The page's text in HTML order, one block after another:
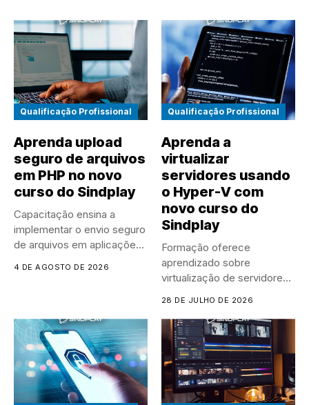
Qualificação Profissional
Aprenda upload
seguro de arquivos
em PHP no novo
curso do Sindplay
Capacitação ensina a
implementar o envio seguro
de arquivos em aplicações
4 DE AGOSTO DE 2026
Qualificação Profissional
Aprenda a
virtualizar
servidores usando
o Hyper-V com
novo curso do
Sindplay
Formação oferece
aprendizado sobre
virtualização de servidores,
28 DE JULHO DE 2026